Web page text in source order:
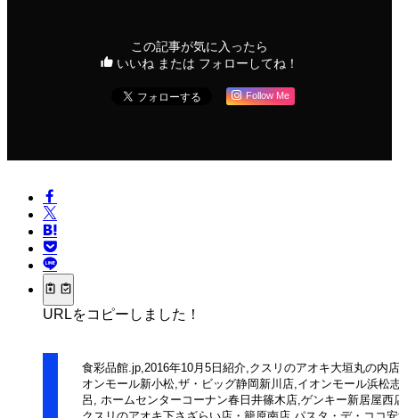
この記事が気に入ったら
いいね または フォローしてね！
Follow Me
URLをコピーしました！
食彩品館.jp,2016年10月5日紹介,クスリのアオキ大垣丸の内
オンモール新小松,ザ・ビッグ静岡新川店,イオンモール浜松
呂, ホームセンターコーナン春日井篠木店,ゲンキー新居屋西